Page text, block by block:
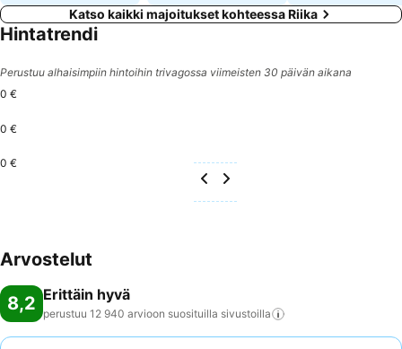
Katso kaikki majoitukset kohteessa Riika
Hintatrendi
Perustuu alhaisimpiin hintoihin trivagossa viimeisten 30 päivän aikana
0 €
0 €
0 €
Arvostelut
8,2 Erittäin hyvä
perustuu 12 940 arvioon suosituilla sivustoilla